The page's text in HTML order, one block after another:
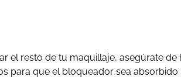
el resto de tu maquillaje, asegúrate de
para que el bloqueador sea